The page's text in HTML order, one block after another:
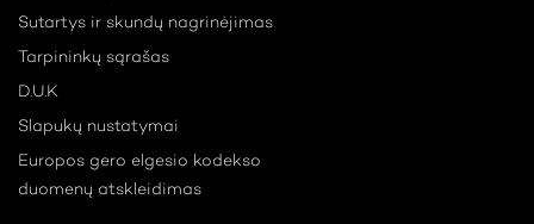
Sutartys ir skundų nagrinėjimas
Tarpininkų sąrašas
D.U.K
Slapukų nustatymai
Europos gero elgesio kodekso
duomenų atskleidimas